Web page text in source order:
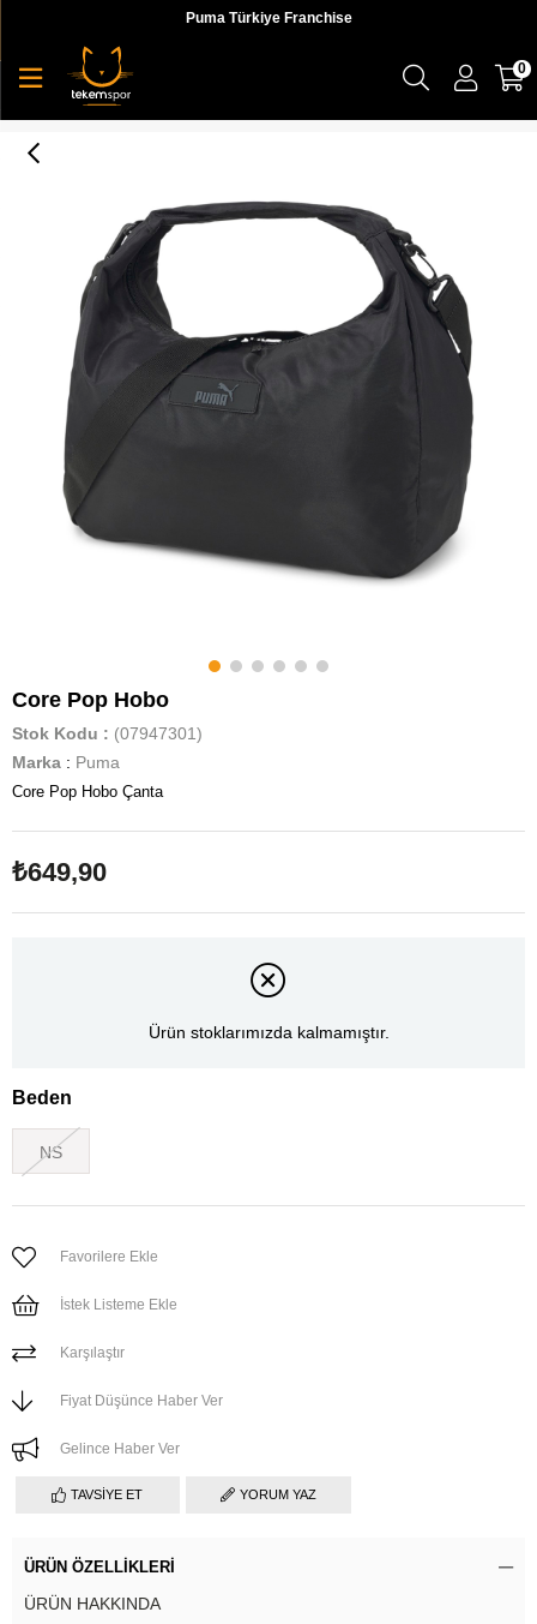
Puma Türkiye Franchise
0
Core Pop Hobo
Stok Kodu
(07947301)
Marka : Puma
Core Pop Hobo Çanta
₺649,90
Ürün stoklarımızda kalmamıştır.
Beden
NS
Favorilere Ekle
İstek Listeme Ekle
Karşılaştır
Fiyat Düşünce Haber Ver
Gelince Haber Ver
TAVSIYE ET YORUM YAZ
ÜRÜN ÖZELLIKLERI
ÜRÜN HAKKINDA